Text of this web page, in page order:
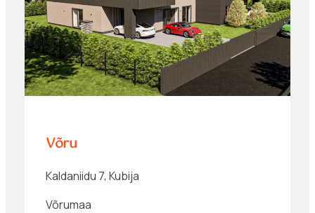
Võru
Kaldaniidu 7, Kubija
Võrumaa